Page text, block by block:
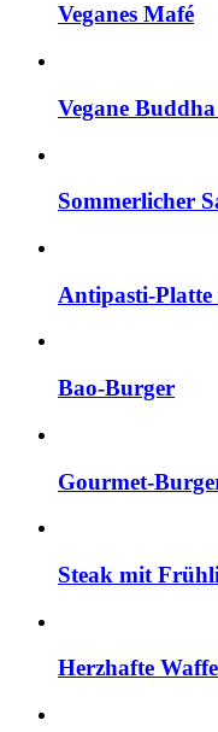
Veganes Mafé
Vegane
Sommerlicher
Antipasti-
Bao-Burger
Gourmet-
Steak mit
Herzhafte